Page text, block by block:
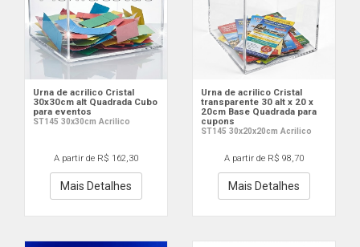
Urna de acrilico Cristal
30x30cm alt Quadrada Cubo
para eventos
ST145 30x30cm Acrilico
A partir de R$ 162,30
Mais Detalhes
Urna de acrilico Cristal
transparente 30 alt x 20 x
20cm Base Quadrada para
cupons
ST145 30x20x20cm Acrilico
A partir de R$ 98,70
Mais Detalhes